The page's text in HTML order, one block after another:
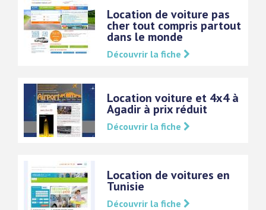
Location de voiture pas
cher tout compris partout
dans le monde
Découvrir la fiche
Location voiture et 4x4 à
Agadir à prix réduit
Découvrir la fiche
Location de voitures en
Tunisie
Découvrir la fiche